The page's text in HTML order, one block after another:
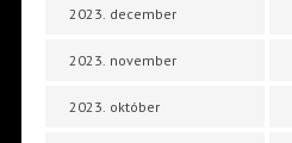
2023. december
2023. november
2023. október